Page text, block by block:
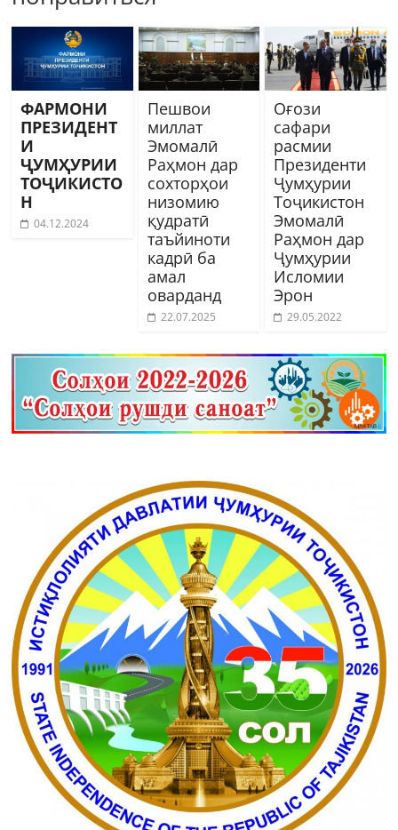
ФАРМОНИ
ПРЕЗИДЕНТ
И
ҶУМҲУРИИ
ТОҶИКИСТО
Н
04.12.2024
Пешвои
миллат
Эмомалӣ
Раҳмон дар
сохторҳои
низомию
қудратӣ
таъйиноти
кадрӣ ба
амал
оварданд
22.07.2025
Оғози
сафари
расмии
Президенти
Ҷумҳурии
Тоҷикистон
Эмомалӣ
Раҳмон дар
Ҷумҳурии
Исломии
Эрон
29.05.2022